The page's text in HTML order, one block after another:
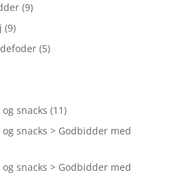
(9)
(9)
(5)
snacks (11)
snacks > Godbidder med
snacks > Godbidder med